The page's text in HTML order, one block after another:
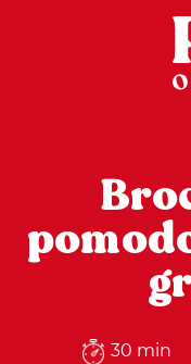
30 min